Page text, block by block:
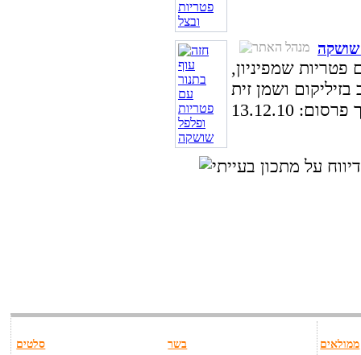
שושקה
שמפיניון,
13.12.10
סלטים
בשר
ממולאים